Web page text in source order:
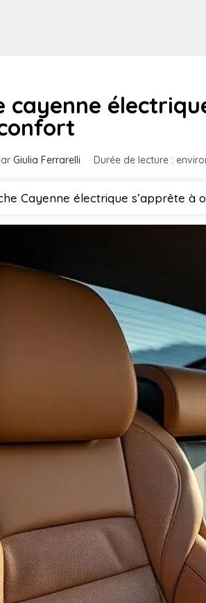
cayenne
Giulia Ferrarelli · Durée de lecture :
Cayenne électrique s’apprête